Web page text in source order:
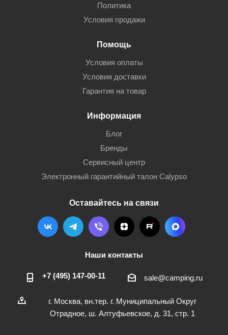
Политика
Условия продажи
Помощь
Условия оплаты
Условия доставки
Гарантия на товар
Информация
Блог
Бренды
Сервисный центр
Электронный гарантийный талон Calypso
Оставайтесь на связи
Наши контакты
+7 (495) 147-00-11 sale@camping.ru
г. Москва, вн.тер. г. Муниципальный Округ
Отрадное, ш. Алтуфьевское, д. 31, стр. 1